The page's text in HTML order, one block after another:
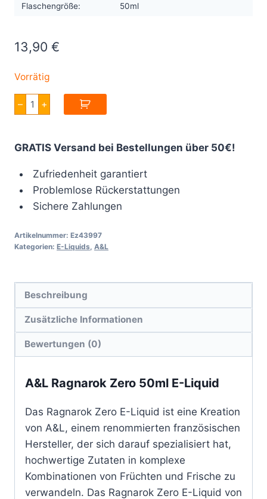
Flaschengröße: 50ml
13,90 €
Vorrätig
–
A&L
Ragnarok
Zero
+
GRATIS Versand bei Bestellungen über 50€!
Zufriedenheit garantiert
Problemlose Rückerstattungen
Sichere Zahlungen
Artikelnummer: Ez43997
Kategorien: E-Liquids, A&L
Beschreibung
Zusätzliche Informationen
Bewertungen (0)
A&L Ragnarok Zero 50ml E-Liquid
Das Ragnarok Zero E-Liquid ist eine Kreation
von A&L, einem renommierten französischen
Hersteller, der sich darauf spezialisiert hat,
hochwertige Zutaten in komplexe
Kombinationen von Früchten und Frische zu
verwandeln. Das Ragnarok Zero E-Liquid von